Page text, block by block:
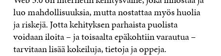
luo mahdollisuuksia, mutta nostattaa myös huolia
ja riskejä. Jotta kehityksen parhaista puolista
voidaan iloita – ja toisaalta epäkohtiin varautua –
tarvitaan lisää kokeiluja, tietoja ja oppeja.